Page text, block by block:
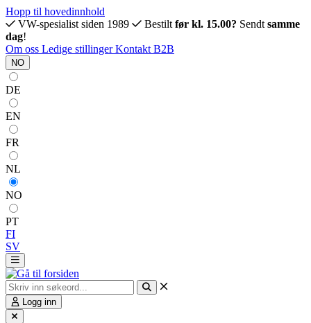
Hopp til hovedinnhold
VW-spesialist siden 1989
Bestilt før kl. 15.00? Sendt samme
dag!
Om oss Ledige stillingerKontakt B2B
NO
DE
EN
FR
NL
NO
PT
FI
SV
Logg inn